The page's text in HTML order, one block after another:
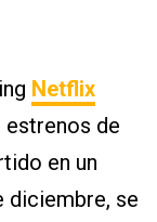
Netflix
de
en un
diciembre, se